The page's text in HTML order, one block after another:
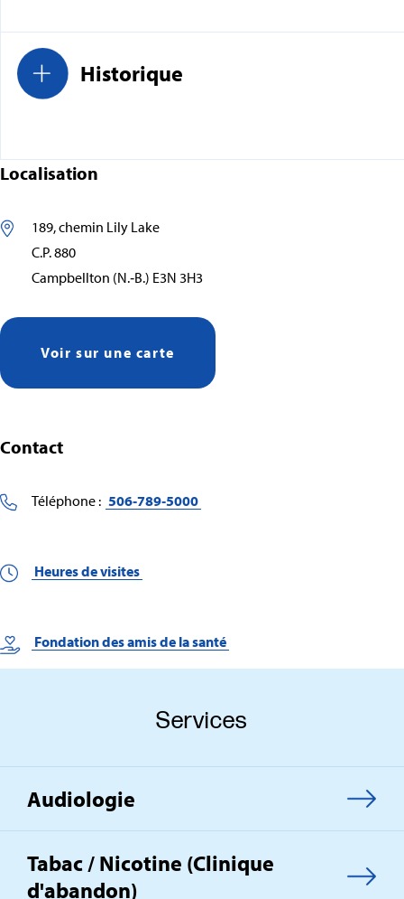
Localisation
189, chemin Lily Lake
C.P. 880
Campbellton (N.‑B.) E3N 3H3
Voir sur une carte
Contact
Téléphone : 506‑789‑5000
Heures de visites
Fondation des amis de la santé
Historique
Services
Audiologie
Tabac / Nicotine (Clinique
d'abandon)